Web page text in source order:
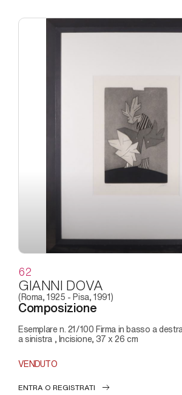
62
GIANNI DOVA
(Roma, 1925 - Pisa, 1991)
Composizione
Esemplare n. 21/100 Firma in basso a destra, tiratura in basso
a sinistra , Incisione, 37 x 26 cm
VENDUTO
ENTRA O REGISTRATI